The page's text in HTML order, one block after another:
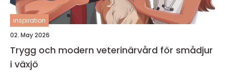
inspiration
02. May 2026
Trygg och modern veterinärvård för smådjur
i växjö